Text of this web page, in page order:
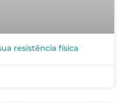
resistência física